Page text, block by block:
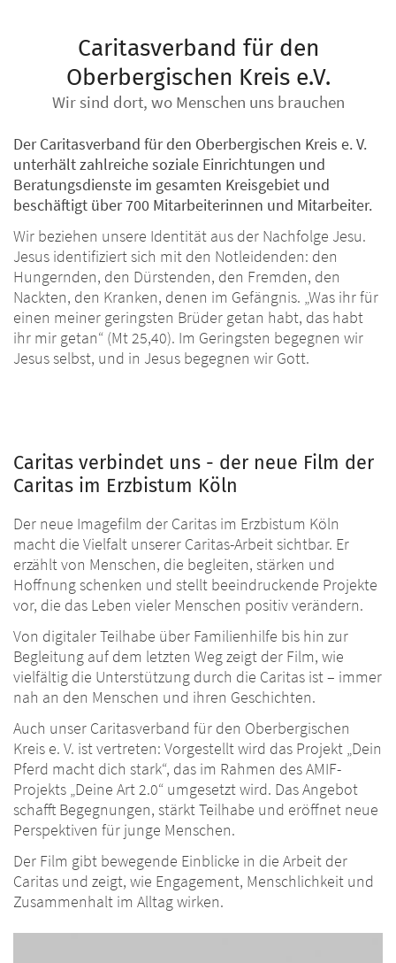
Caritasverband für den
Oberbergischen Kreis e.V.
Wir sind dort, wo Menschen uns brauchen
Der Caritasverband für den Oberbergischen Kreis e. V.
unterhält zahlreiche soziale Einrichtungen und
Beratungsdienste im gesamten Kreisgebiet und
beschäftigt über 700 Mitarbeiterinnen und Mitarbeiter.
Wir beziehen unsere Identität aus der Nachfolge Jesu.
Jesus identifiziert sich mit den Notleidenden: den
Hungernden, den Dürstenden, den Fremden, den
Nackten, den Kranken, denen im Gefängnis. „Was ihr für
einen meiner geringsten Brüder getan habt, das habt
ihr mir getan“ (Mt 25,40). Im Geringsten begegnen wir
Jesus selbst, und in Jesus begegnen wir Gott.
Caritas verbindet uns - der neue Film der
Caritas im Erzbistum Köln
Der neue Imagefilm der Caritas im Erzbistum Köln
macht die Vielfalt unserer Caritas-Arbeit sichtbar. Er
erzählt von Menschen, die begleiten, stärken und
Hoffnung schenken und stellt beeindruckende Projekte
vor, die das Leben vieler Menschen positiv verändern.
Von digitaler Teilhabe über Familienhilfe bis hin zur
Begleitung auf dem letzten Weg zeigt der Film, wie
vielfältig die Unterstützung durch die Caritas ist – immer
nah an den Menschen und ihren Geschichten.
Auch unser Caritasverband für den Oberbergischen
Kreis e. V. ist vertreten: Vorgestellt wird das Projekt „Dein
Pferd macht dich stark“, das im Rahmen des AMIF-
Projekts „Deine Art 2.0“ umgesetzt wird. Das Angebot
schafft Begegnungen, stärkt Teilhabe und eröffnet neue
Perspektiven für junge Menschen.
Der Film gibt bewegende Einblicke in die Arbeit der
Caritas und zeigt, wie Engagement, Menschlichkeit und
Zusammenhalt im Alltag wirken.